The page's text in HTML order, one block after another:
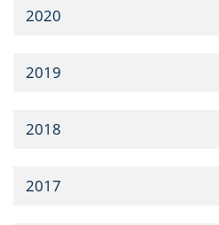
2020
2019
2018
2017